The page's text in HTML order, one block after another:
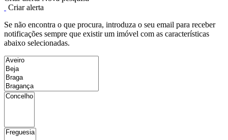
Criar alerta
Se não encontra o que procura, introduza o seu email para receber
notificações sempre que existir um imóvel com as características
abaixo selecionadas.